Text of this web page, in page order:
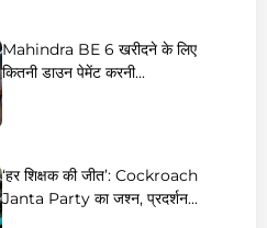
Mahindra BE 6 खरीदने के लिए
कितनी डाउन पेमेंट करनी...
‘हर शिक्षक की जीत’: Cockroach
Janta Party का जश्न, प्रदर्शन...